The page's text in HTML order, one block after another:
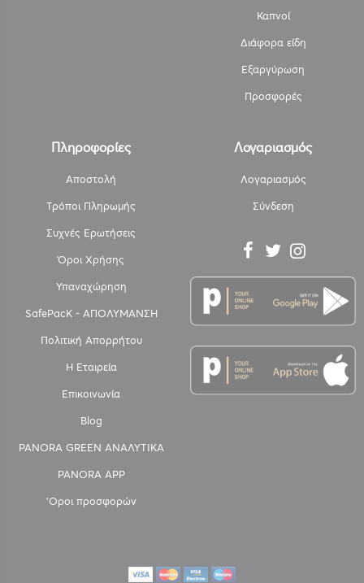
Καπνοί
Διάφορα είδη
Εξαργύρωση
Προσφορές
Πληροφορίες
Αποστολή
Τρόποι Πληρωμής
Συχνές Ερωτήσεις
Όροι Χρήσης
Υπαναχώρηση
SafePacK - ΑΠΟΛΥΜΑΝΣΗ
Πολιτική Απορρήτου
Η Εταιρεία
Επικοινωνία
Blog
PANORA GREEN ΑΝΑΛΥΤΙΚΑ
PANORA APP
'Οροι προσφορών
Λογαριασμός
Λογαριασμός
Σύνδεση